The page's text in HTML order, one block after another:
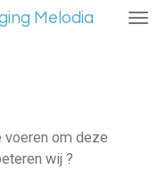
Melodia
voeren om deze
wij ?